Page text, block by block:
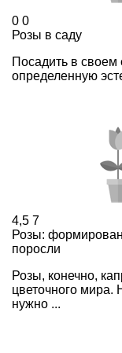
0 0
Розы в саду
Посадить в своем
определенную
4,5 7
Розы:
поросли
Розы, конечно,
цветочного
нужно ...